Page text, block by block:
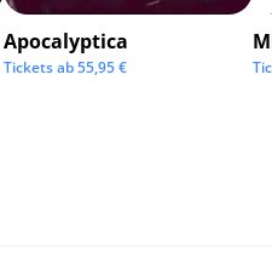
Apocalyptica
Tickets ab55,95€